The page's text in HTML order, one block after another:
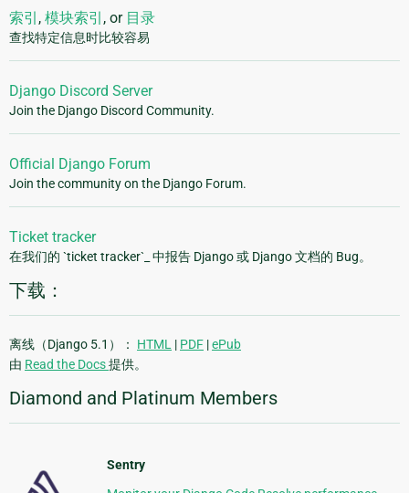
索引 , 模块索引 , or 目录
查找特定信息时比较容易
Django Discord Server
Join the Django Discord Community.
Official Django Forum
Join the community on the Django Forum.
Ticket tracker
在我们的 `ticket tracker`_ 中报告 Django 或 Django 文档的 Bug。
下载：
离线（Django 5.1）： HTML | PDF |ePub
由 Read the Docs提供。
Diamond and Platinum Members
Sentry